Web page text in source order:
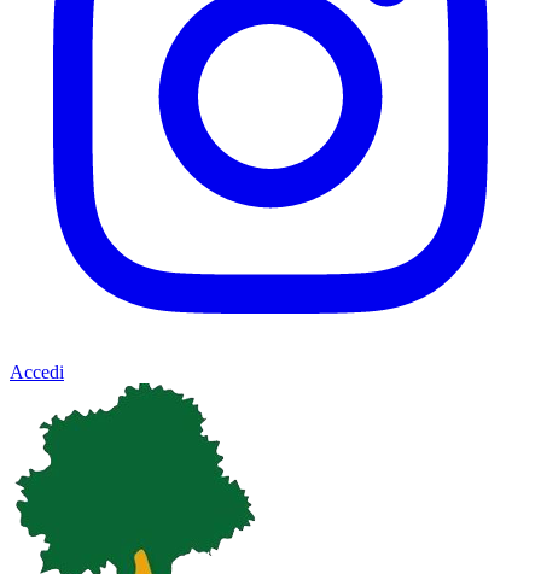
Accedi